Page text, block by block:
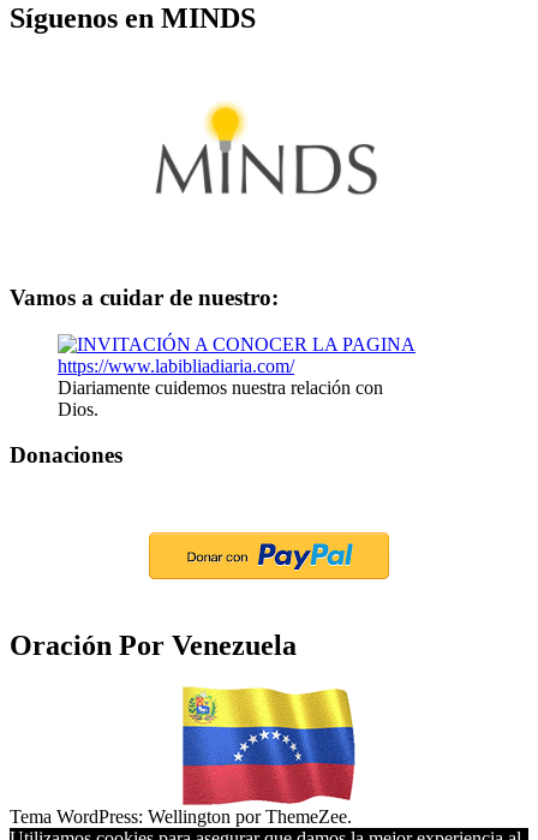
Síguenos en MINDS
Vamos a cuidar de nuestro:
Diariamente cuidemos nuestra relación con
Dios.
Donaciones
Oración Por Venezuela
Tema WordPress: Wellington por ThemeZee.